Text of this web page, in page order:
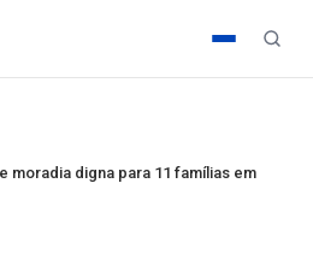
moradia digna para 11 famílias em